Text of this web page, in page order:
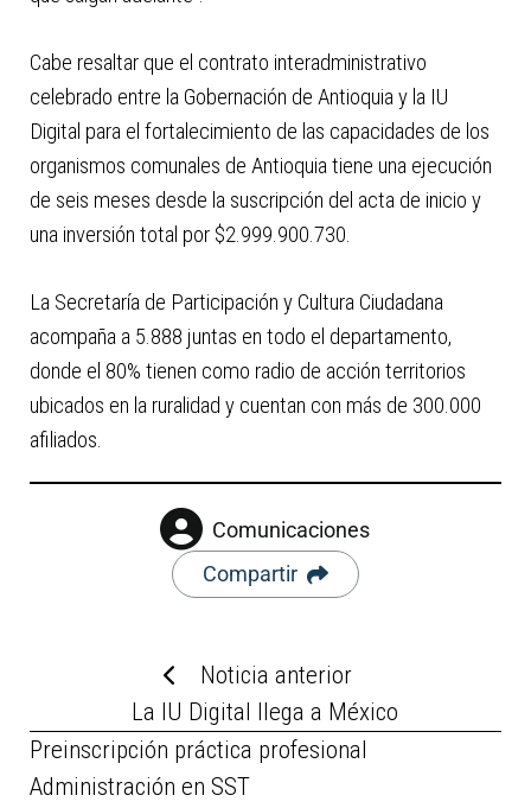
Cabe resaltar que el contrato interadministrativo
celebrado entre la Gobernación de Antioquia y la IU
Digital para el fortalecimiento de las capacidades de los
organismos comunales de Antioquia tiene una ejecución
de seis meses desde la suscripción del acta de inicio y
una inversión total por $2.999.900.730.
La Secretaría de Participación y Cultura Ciudadana
acompaña a 5.888 juntas en todo el departamento,
donde el 80% tienen como radio de acción territorios
ubicados en la ruralidad y cuentan con más de 300.000
afiliados.
Comunicaciones
Compartir
Noticia anterior
La IU Digital llega a México
Preinscripción práctica profesional
Administración en SST